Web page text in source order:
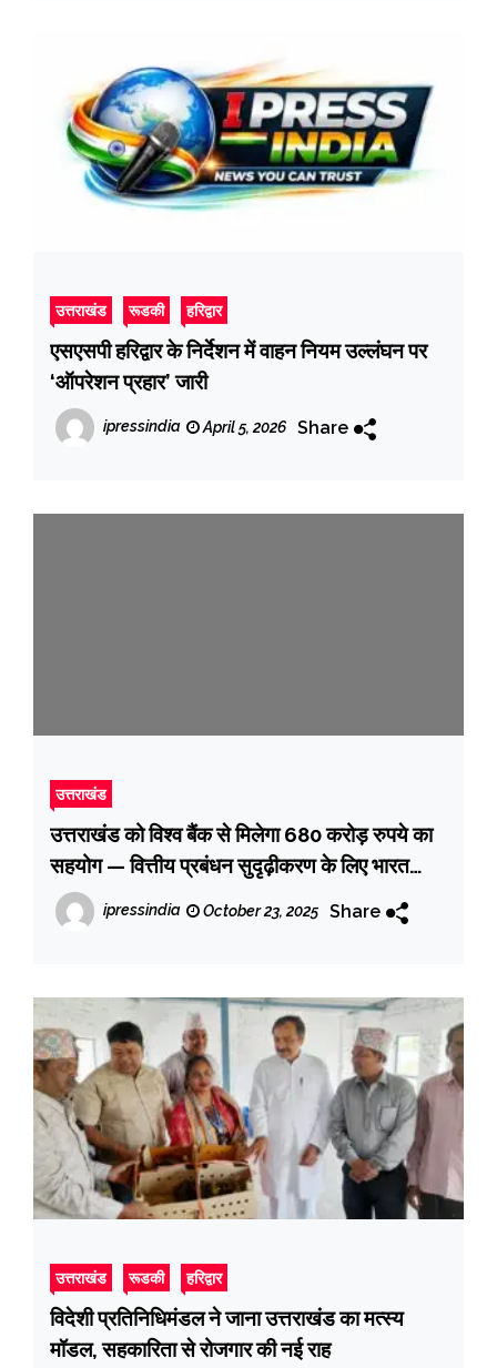
उत्तराखंड रूडकी हरिद्वार
एसएसपी हरिद्वार के निर्देशन में वाहन नियम उल्लंघन पर
‘ऑपरेशन प्रहार’ जारी
ipressindia April 5, 2026 Share
उत्तराखंड
उत्तराखंड को विश्व बैंक से मिलेगा 680 करोड़ रुपये का
सहयोग — वित्तीय प्रबंधन सुदृढ़ीकरण के लिए भारत
सरकार ने दी बड़ी अनुशंसा
ipressindia October 23, 2025 Share
उत्तराखंड रूडकी हरिद्वार
विदेशी प्रतिनिधिमंडल ने जाना उत्तराखंड का मत्स्य
मॉडल, सहकारिता से रोजगार की नई राह